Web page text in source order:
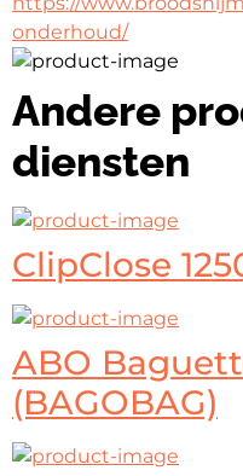
onderhoud/
Andere
diensten
ClipClose
ABO
(BAGOBAG)